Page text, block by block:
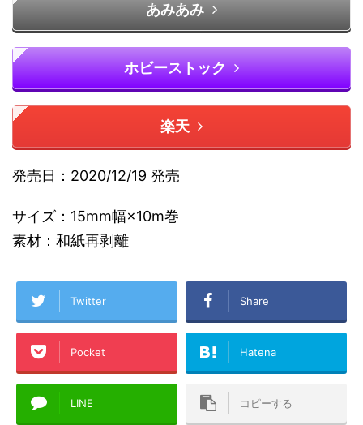
あみあみ
ホビーストック
楽天
発売日：2020/12/19 発売
サイズ：15mm幅×10m巻
素材：和紙再剥離
Twitter Share
Pocket Hatena
LINE コピーする